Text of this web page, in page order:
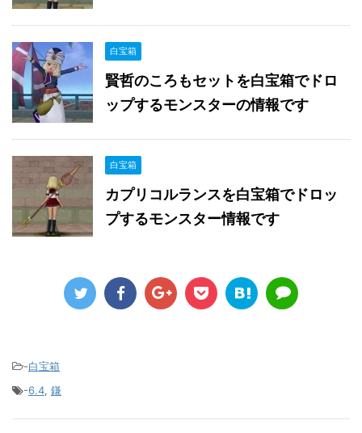
白宝箱
賢哲のころもセットを白宝箱でドロ
ップするモンスターの情報です
白宝箱
カプリコルランスを白宝箱でドロッ
プするモンスター情報です
-白宝箱
-6.4, 鎌